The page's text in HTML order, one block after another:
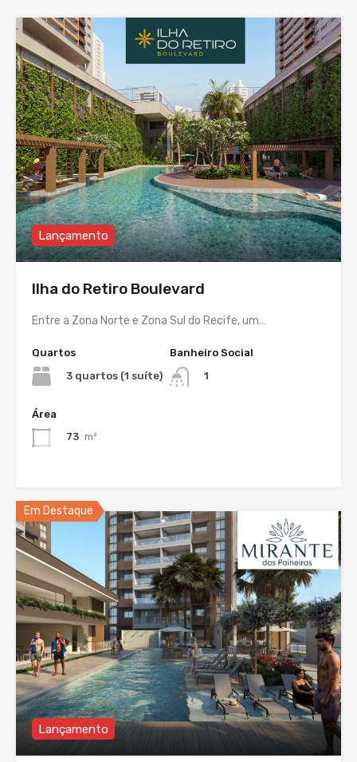
Lançamento
Ilha do Retiro Boulevard
Entre a Zona Norte e Zona Sul do Recife, um…
Quartos
3 quartos (1 suíte)
Banheiro Social
1
Área
73 m²
Em Destaque
Lançamento